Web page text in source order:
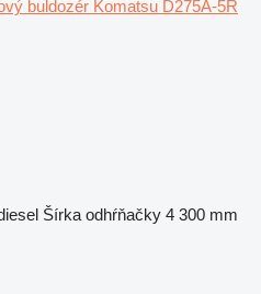
buldozér Komatsu D275A-5R
Šírka odhŕňačky 4 300 mm